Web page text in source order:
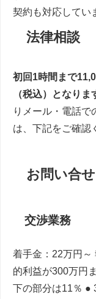
契約も対応してい
法律相談
初回1時間まで
（税込）となりま
りメール・電話で
は、下記をご確認
お問い合
交渉業務
着手金：22万円～
的利益が300万円
下の部分は11％ ●